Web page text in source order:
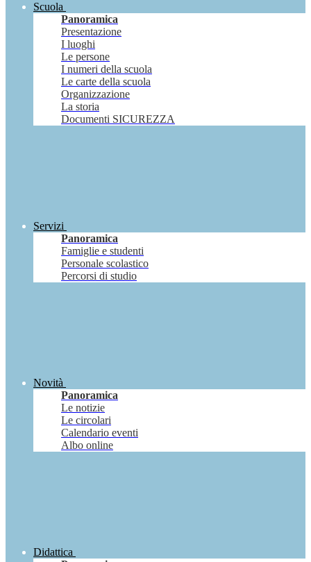
Scuola
Panoramica
Presentazione
I luoghi
Le persone
I numeri della scuola
Le carte della scuola
Organizzazione
La storia
Documenti SICUREZZA
Servizi
Panoramica
Famiglie e studenti
Personale scolastico
Percorsi di studio
Novità
Panoramica
Le notizie
Le circolari
Calendario eventi
Albo online
Didattica